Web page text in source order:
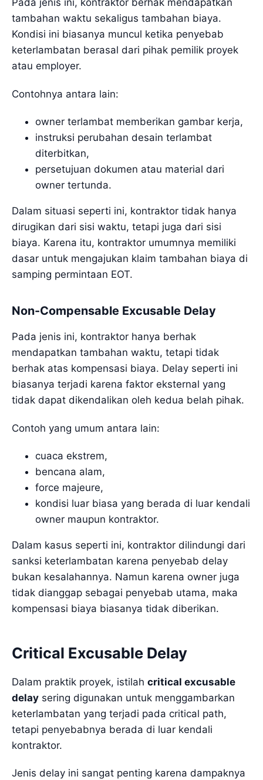
Pada jenis ini, kontraktor berhak mendapatkan
tambahan waktu sekaligus tambahan biaya.
Kondisi ini biasanya muncul ketika penyebab
keterlambatan berasal dari pihak pemilik proyek
atau employer.
Contohnya antara lain:
owner terlambat memberikan gambar kerja,
instruksi perubahan desain terlambat
diterbitkan,
persetujuan dokumen atau material dari
owner tertunda.
Dalam situasi seperti ini, kontraktor tidak hanya
dirugikan dari sisi waktu, tetapi juga dari sisi
biaya. Karena itu, kontraktor umumnya memiliki
dasar untuk mengajukan klaim tambahan biaya di
samping permintaan EOT.
Non-Compensable Excusable Delay
Pada jenis ini, kontraktor hanya berhak
mendapatkan tambahan waktu, tetapi tidak
berhak atas kompensasi biaya. Delay seperti ini
biasanya terjadi karena faktor eksternal yang
tidak dapat dikendalikan oleh kedua belah pihak.
Contoh yang umum antara lain:
cuaca ekstrem,
bencana alam,
force majeure,
kondisi luar biasa yang berada di luar kendali
owner maupun kontraktor.
Dalam kasus seperti ini, kontraktor dilindungi dari
sanksi keterlambatan karena penyebab delay
bukan kesalahannya. Namun karena owner juga
tidak dianggap sebagai penyebab utama, maka
kompensasi biaya biasanya tidak diberikan.
Critical Excusable Delay
Dalam praktik proyek, istilah critical excusable
delay sering digunakan untuk menggambarkan
keterlambatan yang terjadi pada critical path,
tetapi penyebabnya berada di luar kendali
kontraktor.
Jenis delay ini sangat penting karena dampaknya